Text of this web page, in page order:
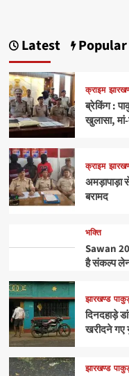
Latest Popular
क्राइम
ब्रेकिंग :
खुलासा, मां-
क्राइम
बरामद
भक्ति
Sawan
है संकल्प
झारखण्ड
दिनदहाड़े
खरीदने गए
झारखण्ड